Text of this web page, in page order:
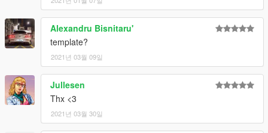
Alexandru Bisnitaru'
template?
2021년 03월 09일
Jullesen
Thx <3
2021년 03월 30일